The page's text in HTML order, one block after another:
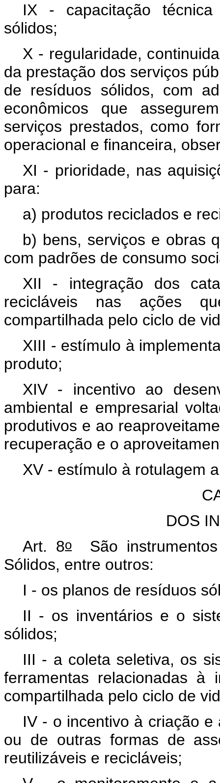
IX - capacitação
sólidos;
X - regularidade,
da prestação dos serviços
de resíduos sólidos, com
econômicos que
serviços prestados, como
operacional e financeira,
XI - prioridade, nas
para:
a) produtos reciclados e
b) bens, serviços e obras
com padrões de consumo
XII - integração dos
recicláveis nas ações
compartilhada pelo ciclo de
XIII - estímulo à
produto;
XIV - incentivo ao
ambiental e empresarial
produtivos e ao
recuperação e o
XV - estímulo à rotulagem
DOS
Art. 8oSão instrumentos
Sólidos, entre outros:
I - os planos de resíduos
II - os inventários e o
sólidos;
III - a coleta seletiva, os
ferramentas relacionadas à
compartilhada pelo ciclo de
IV - o incentivo à criação
ou de outras formas de
reutilizáveis e recicláveis;